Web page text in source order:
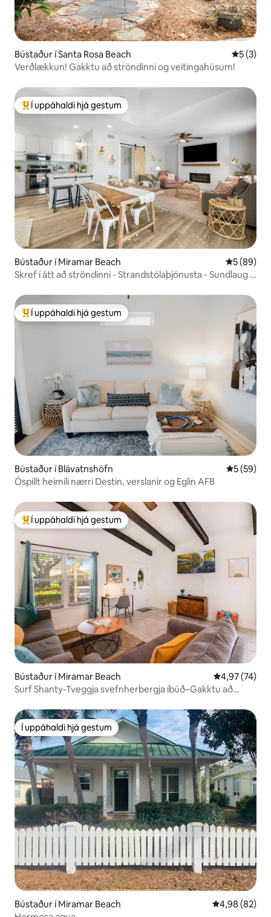
Bústaður í Santa Rosa Beach 5 af 5 í
5 (3)
Verðlækkun! Gakktu að ströndinni og veitingahúsum!
Í mestu uppáhaldi hjá gestum
Í uppáhaldi hjá gestum
Bústaður í Miramar Beach 5 af 5 í
5 (89)
Skref í átt að ströndinni - Strandstólaþjónusta - Sundlaug -
Í mestu uppáhaldi hjá gestum
Í uppáhaldi hjá gestum
Bústaður í Blávatnshöfn 5 af 5 í
5 (59)
Óspillt heimili nærri Destin, verslanir og Eglin AFB
Í mestu uppáhaldi hjá gestum
Í uppáhaldi hjá gestum
Bústaður í Miramar Beach 4,97 af 5 í
4,97 (74)
Surf Shanty-Tveggja svefnherbergja íbúð–Gakktu að
Í uppáhaldi hjá gestum
Í uppáhaldi hjá gestum
Bústaður í Miramar Beach 4,98 af 5 í
4,98 (82)